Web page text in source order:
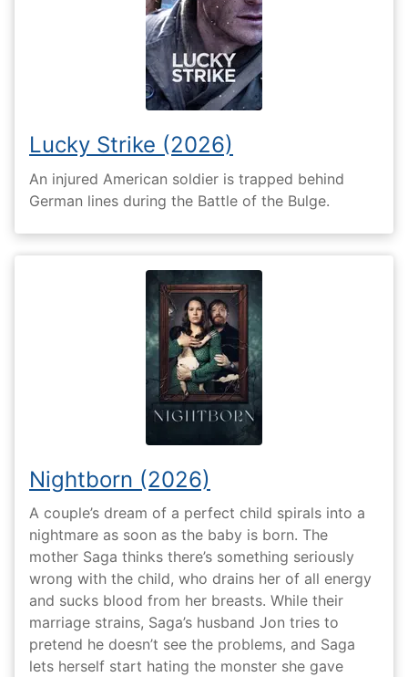
Lucky Strike (2026)
An injured American soldier is trapped behind
German lines during the Battle of the Bulge.
Nightborn (2026)
A couple’s dream of a perfect child spirals into a
nightmare as soon as the baby is born. The
mother Saga thinks there’s something seriously
wrong with the child, who drains her of all energy
and sucks blood from her breasts. While their
marriage strains, Saga’s husband Jon tries to
pretend he doesn’t see the problems, and Saga
lets herself start hating the monster she gave